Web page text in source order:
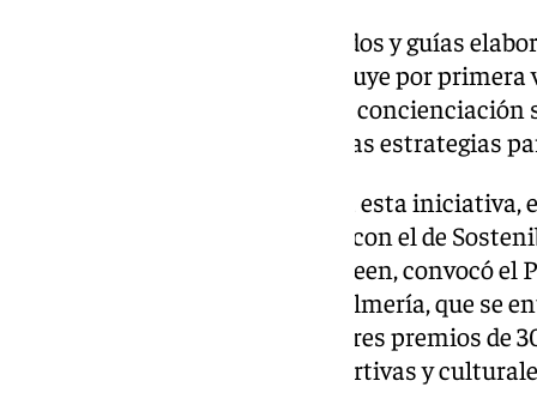
«En consonancia con los acuerdos y guías
Movilidad de UNIgreen», se incluye por
orientación «una sesión para la
movilidad de los estudiantes y las estrategias
Como complemento atractivo a esta iniciativa,
Internacional, en colaboración con el de
Delegado del Rector para UNIgreen, convocó
Transporte Sostenibles hasta Almería, que se
de los ‘Orientations Days’. Son tres premios de
para gastar en actividades deportivas y